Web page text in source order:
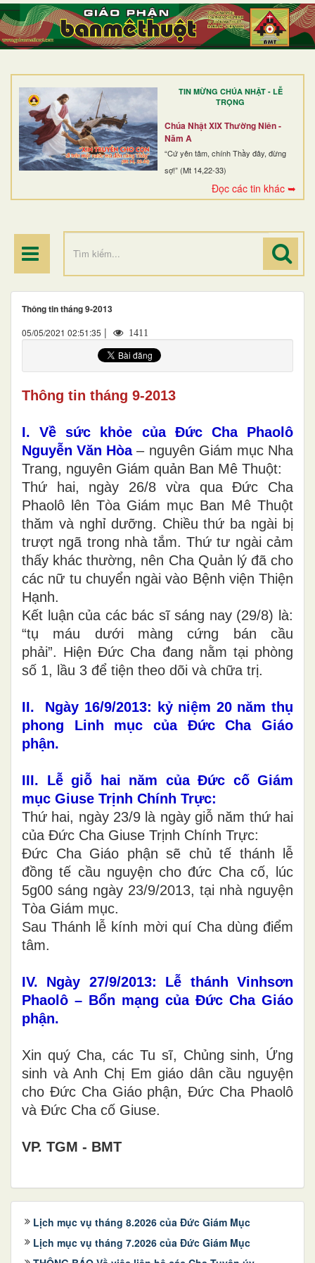
TIN MỪNG CHÚA NHẬT - LỄ
TRỌNG
Chúa Nhật XIX Thường Niên -
Năm A
“Cứ yên tâm, chính Thầy đây, đừng
sợ!” (Mt 14,22-33)
Đọc các tin khác ➥
TRANG NHẤT
GIỚI THIỆU
DÒNG TU
BAN MỤC VỤ
ĐOÀN THỂ CG
Thông tin tháng 9-2013
05/05/2021 02:51:35 | 1411
Thông tin tháng 9-2013
I. Về sức khỏe của Đức Cha Phaolô
Nguyễn Văn Hòa – nguyên Giám mục Nha
Trang, nguyên Giám quản Ban Mê Thuột:
Thứ hai, ngày 26/8 vừa qua Đức Cha
Phaolô lên Tòa Giám mục Ban Mê Thuột
thăm và nghỉ dưỡng. Chiều thứ ba ngài bị
trượt ngã trong nhà tắm. Thứ tư ngài cảm
thấy khác thường, nên Cha Quản lý đã cho
các nữ tu chuyển ngài vào Bệnh viện Thiện
Hạnh.
Kết luận của các bác sĩ sáng nay (29/8) là:
“tụ máu dưới màng cứng bán cầu
phải”. Hiện Đức Cha đang nằm tại phòng
số 1, lầu 3 để tiện theo dõi và chữa trị.
II. Ngày 16/9/2013: kỷ niệm 20 năm thụ
phong Linh mục của Đức Cha Giáo
phận.
III. Lễ giỗ hai năm của Đức cố Giám
mục Giuse Trịnh Chính Trực:
Thứ hai, ngày 23/9 là ngày giỗ năm thứ hai
của Đức Cha Giuse Trịnh Chính Trực:
Đức Cha Giáo phận sẽ chủ tế thánh lễ
đồng tế cầu nguyện cho đức Cha cố, lúc
5g00 sáng ngày 23/9/2013, tại nhà nguyện
Tòa Giám mục.
Sau Thánh lễ kính mời quí Cha dùng điểm
tâm.
IV. Ngày 27/9/2013: Lễ thánh Vinhsơn
Phaolô – Bổn mạng của Đức Cha Giáo
phận.
Xin quý Cha, các Tu sĩ, Chủng sinh, Ứng
sinh và Anh Chị Em giáo dân cầu nguyện
cho Đức Cha Giáo phận, Đức Cha Phaolô
và Đức Cha cố Giuse.
VP. TGM - BMT
Lịch mục vụ tháng 8.2026 của Đức Giám Mục
Lịch mục vụ tháng 7.2026 của Đức Giám Mục